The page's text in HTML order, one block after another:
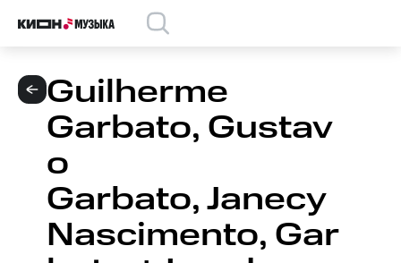
Guilherme
Garbato, Gustav
o
Garbato, Janecy
Nascimento, Gar